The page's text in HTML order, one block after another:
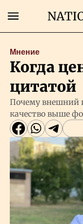
Главная
Экономика
Бизнес
Рынки
Технологии
Власть
Мнение
Когда
цитатой
Почему внешний
качество выше